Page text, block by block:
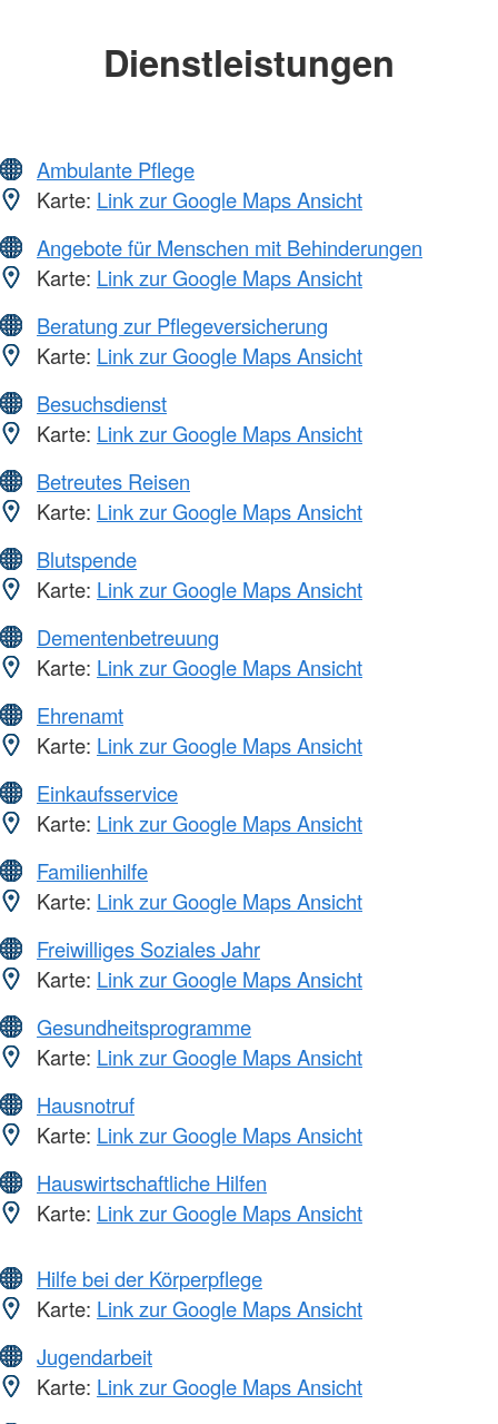
Dienstleistungen
Ambulante Pflege
Karte: Link zur Google Maps Ansicht
Angebote für Menschen mit Behinderungen
Karte: Link zur Google Maps Ansicht
Beratung zur Pflegeversicherung
Karte: Link zur Google Maps Ansicht
Besuchsdienst
Karte: Link zur Google Maps Ansicht
Betreutes Reisen
Karte: Link zur Google Maps Ansicht
Blutspende
Karte: Link zur Google Maps Ansicht
Dementenbetreuung
Karte: Link zur Google Maps Ansicht
Ehrenamt
Karte: Link zur Google Maps Ansicht
Einkaufsservice
Karte: Link zur Google Maps Ansicht
Familienhilfe
Karte: Link zur Google Maps Ansicht
Freiwilliges Soziales Jahr
Karte: Link zur Google Maps Ansicht
Gesundheitsprogramme
Karte: Link zur Google Maps Ansicht
Hausnotruf
Karte: Link zur Google Maps Ansicht
Hauswirtschaftliche Hilfen
Karte: Link zur Google Maps Ansicht
Hilfe bei der Körperpflege
Karte: Link zur Google Maps Ansicht
Jugendarbeit
Karte: Link zur Google Maps Ansicht